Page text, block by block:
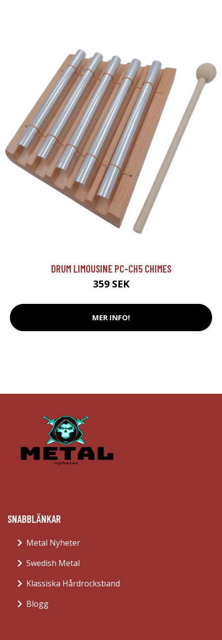
DRUM LIMOUSINE PC-CH5 CHIMES
359 SEK
MER INFO!
SNABBLÄNKAR
Metal Nyheter
Swedish Metal
Klassiska Hårdrocksband
Blogg